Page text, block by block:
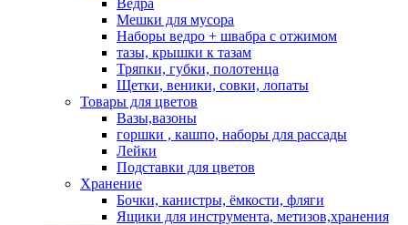
Ведра
Мешки для мусора
Наборы ведро + швабра с отжимом
тазы, крышки к тазам
Тряпки, губки, полотенца
Щетки, веники, совки, лопаты
Товары для цветов
Вазы,вазоны
горшки , кашпо, наборы для рассады
Лейки
Подставки для цветов
Хранение
Бочки, канистры, ёмкости, фляги
Ящики для инструмента, метизов,хранения